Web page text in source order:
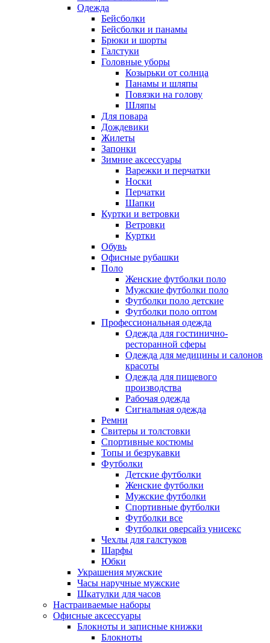
Одежда
Бейсболки
Бейсболки и панамы
Брюки и шорты
Галстуки
Головные уборы
Козырьки от солнца
Панамы и шляпы
Повязки на голову
Шляпы
Для повара
Дождевики
Жилеты
Запонки
Зимние аксессуары
Варежки и перчатки
Носки
Перчатки
Шапки
Куртки и ветровки
Ветровки
Куртки
Обувь
Офисные рубашки
Поло
Женские футболки поло
Мужские футболки поло
Футболки поло детские
Футболки поло оптом
Профессиональная одежда
Одежда для гостинично-
ресторанной сферы
Одежда для медицины и салонов
красоты
Одежда для пищевого
производства
Рабочая одежда
Сигнальная одежда
Ремни
Свитеры и толстовки
Спортивные костюмы
Топы и безрукавки
Футболки
Детские футболки
Женские футболки
Мужские футболки
Спортивные футболки
Футболки все
Футболки оверсайз унисекс
Чехлы для галстуков
Шарфы
Юбки
Украшения мужские
Часы наручные мужские
Шкатулки для часов
Настраиваемые наборы
Офисные аксессуары
Блокноты и записные книжки
Блокноты